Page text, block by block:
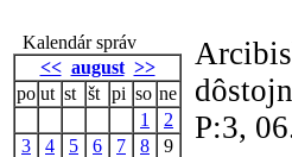
Kalendár správ
<< august >>
po ut st št pi so ne
1
2
3
4 5 6 7 8
9
P:3,